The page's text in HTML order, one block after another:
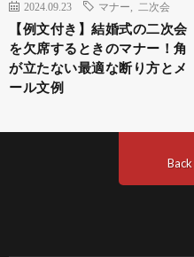
2024.09.23 マナー 二次会
【例文付き】結婚式の二次会
を欠席するときのマナー！角
が立たない最適な断り方とメ
ール文例